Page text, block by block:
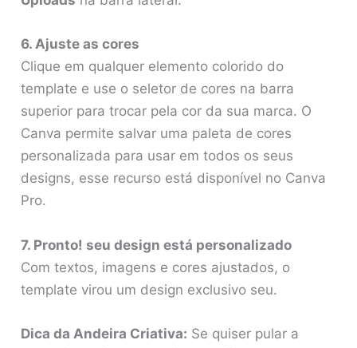
6. Ajuste as cores
Clique em qualquer elemento colorido do
template e use o seletor de cores na barra
superior para trocar pela cor da sua marca. O
Canva permite salvar uma paleta de cores
personalizada para usar em todos os seus
designs, esse recurso está disponível no Canva
Pro.
7. Pronto! seu design está personalizado
Com textos, imagens e cores ajustados, o
template virou um design exclusivo seu.
Dica da Andeira Criativa: Se quiser pular a